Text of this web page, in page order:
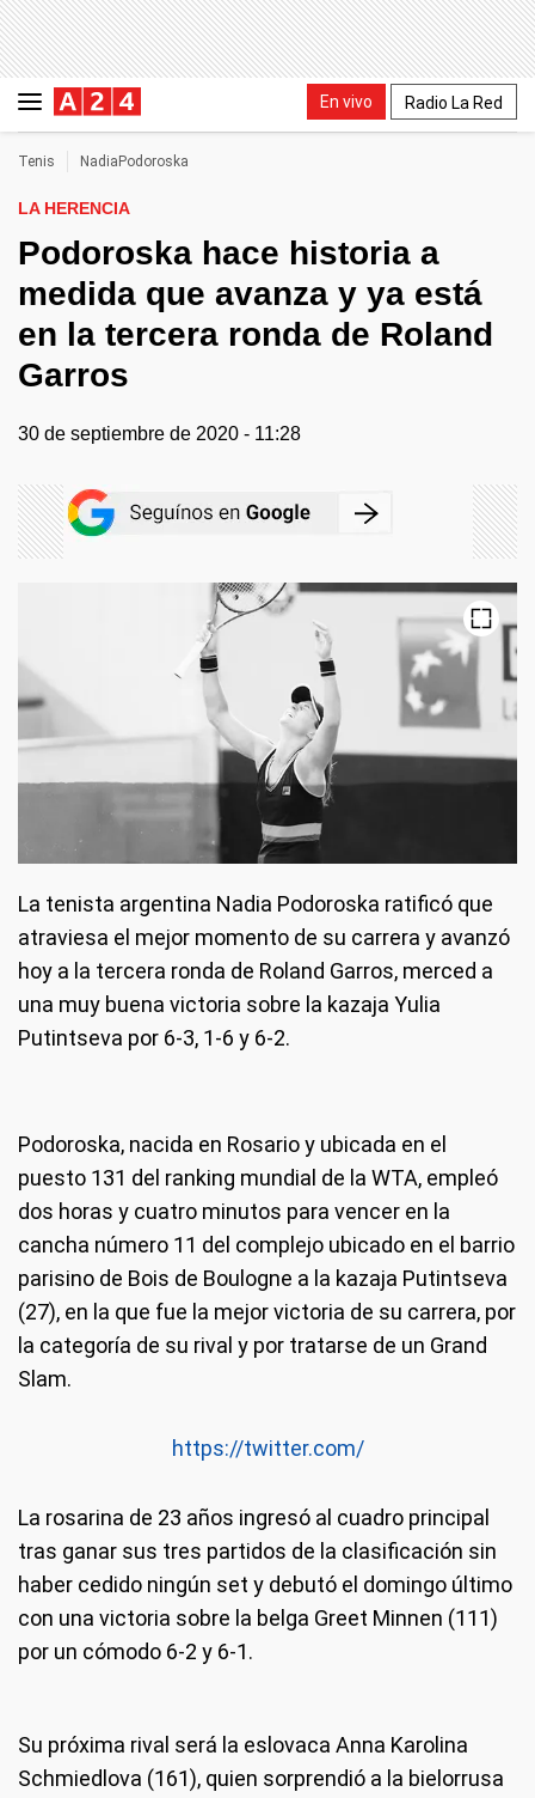
En vivo Radio La Red
Tenis NadiaPodoroska
LA HERENCIA
Podoroska hace historia a
medida que avanza y ya está
en la tercera ronda de Roland
Garros
30 de septiembre de 2020 - 11:28
La tenista argentina Nadia Podoroska ratificó que
atraviesa el mejor momento de su carrera y avanzó
hoy a la tercera ronda de Roland Garros, merced a
una muy buena victoria sobre la kazaja Yulia
Putintseva por 6-3, 1-6 y 6-2.
Podoroska, nacida en Rosario y ubicada en el
puesto 131 del ranking mundial de la WTA, empleó
dos horas y cuatro minutos para vencer en la
cancha número 11 del complejo ubicado en el barrio
parisino de Bois de Boulogne a la kazaja Putintseva
(27), en la que fue la mejor victoria de su carrera, por
la categoría de su rival y por tratarse de un Grand
Slam.
https://twitter.com/
La rosarina de 23 años ingresó al cuadro principal
tras ganar sus tres partidos de la clasificación sin
haber cedido ningún set y debutó el domingo último
con una victoria sobre la belga Greet Minnen (111)
por un cómodo 6-2 y 6-1.
Su próxima rival será la eslovaca Anna Karolina
Schmiedlova (161), quien sorprendió a la bielorrusa